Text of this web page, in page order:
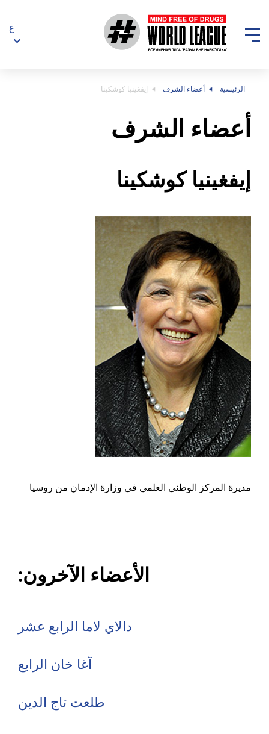
ع
الرئيسية أعضاء الشرف إيفغينيا كوشكينا
أعضاء الشرف
إيفغينيا كوشكينا
مديرة المركز الوطني العلمي في وزارة الإدمان من روسيا
الأعضاء الآخرون:
دالاي لاما الرابع عشر
آغا خان الرابع
طلعت تاج الدين